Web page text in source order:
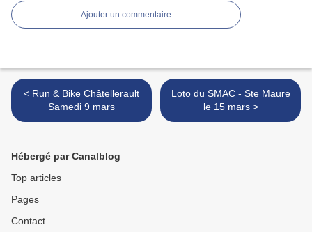
Ajouter un commentaire
< Run & Bike Châtellerault
Samedi 9 mars
Loto du SMAC - Ste Maure
le 15 mars >
Hébergé par Canalblog
Top articles
Pages
Contact